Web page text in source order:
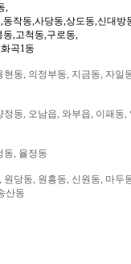
,
작동,사당동,상도동,신대방
,고척동,구로동,
곡1동
동, 의정부동, 지금동, 자일
동, 오남읍, 와부읍, 이패동,
동, 율정동
당동, 원흥동, 신원동, 마두
산동